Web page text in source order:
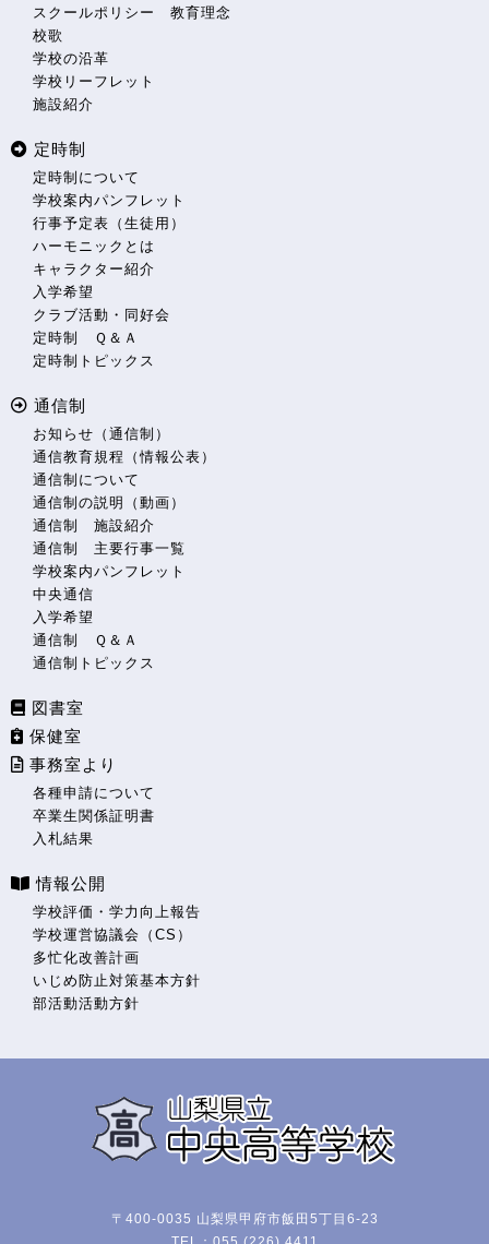
スクールポリシー 教育理念
校歌
学校の沿革
学校リーフレット
施設紹介
定時制
定時制について
学校案内パンフレット
行事予定表（生徒用）
ハーモニックとは
キャラクター紹介
入学希望
クラブ活動・同好会
定時制 Ｑ＆Ａ
定時制トピックス
通信制
お知らせ（通信制）
通信教育規程（情報公表）
通信制について
通信制の説明（動画）
通信制 施設紹介
通信制 主要行事一覧
学校案内パンフレット
中央通信
入学希望
通信制 Ｑ＆Ａ
通信制トピックス
図書室
保健室
事務室より
各種申請について
卒業生関係証明書
入札結果
情報公開
学校評価・学力向上報告
学校運営協議会（CS）
多忙化改善計画
いじめ防止対策基本方針
部活動活動方針
〒400-0035 山梨県甲府市飯田5丁目6-23